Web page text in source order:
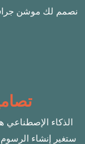
نصمم لك موشن
الذكاء الإصطناعي
ستغير إنشاء الرسوم